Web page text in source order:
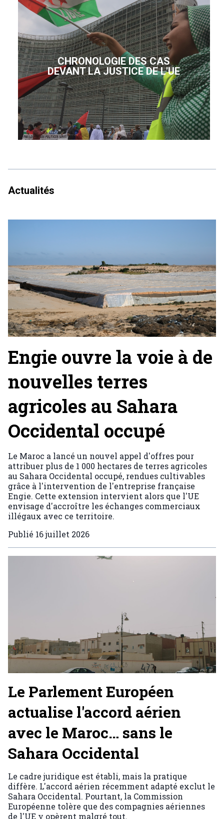
CHRONOLOGIE DES CAS
DEVANT LA JUSTICE DE L'UE
Actualités
Engie ouvre la voie à de
nouvelles terres
agricoles au Sahara
Occidental occupé
Le Maroc a lancé un nouvel appel d'offres pour
attribuer plus de 1 000 hectares de terres agricoles
au Sahara Occidental occupé, rendues cultivables
grâce à l'intervention de l'entreprise française
Engie. Cette extension intervient alors que l'UE
envisage d'accroître les échanges commerciaux
illégaux avec ce territoire.
Publié 16 juillet 2026
Le Parlement Européen
actualise l'accord aérien
avec le Maroc… sans le
Sahara Occidental
Le cadre juridique est établi, mais la pratique
diffère. L'accord aérien récemment adapté exclut le
Sahara Occidental. Pourtant, la Commission
Européenne tolère que des compagnies aériennes
de l'UE y opèrent malgré tout.